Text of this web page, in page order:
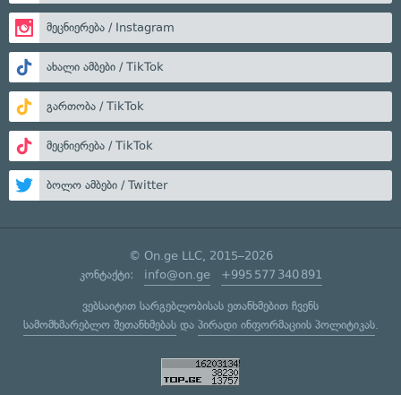
მეცნიერება / Instagram
ახალი ამბები / TikTok
გართობა / TikTok
მეცნიერება / TikTok
ბოლო ამბები / Twitter
© On.ge LLC, 2015–2026
კონტაქტი: info@on.ge +995 577 340 891
ვებსაიტით სარგებლობისას ეთანხმებით ჩვენს
სამომხმარებლო შეთანხმებასდა პირადი ინფორმაციის პოლიტიკას.